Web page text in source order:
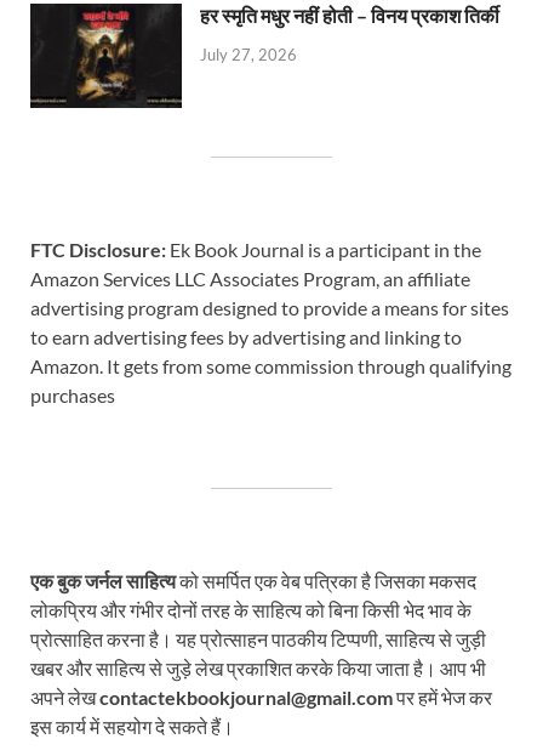
हर स्मृति मधुर नहीं होती – विनय प्रकाश तिर्की
July 27, 2026
FTC Disclosure: Ek Book Journal is a participant in the
Amazon Services LLC Associates Program, an affiliate
advertising program designed to provide a means for sites
to earn advertising fees by advertising and linking to
Amazon. It gets from some commission through qualifying
purchases
एक बुक जर्नल साहित्यको समर्पित एक वेब पत्रिका है जिसका मकसद
लोकप्रिय और गंभीर दोनों तरह के साहित्य को बिना किसी भेद भाव के
प्रोत्साहित करना है। यह प्रोत्साहन पाठकीय टिप्पणी, साहित्य से जुड़ी
खबर और साहित्य से जुड़े लेख प्रकाशित करके किया जाता है। आप भी
अपने लेखcontactekbookjournal@gmail.comपर हमें भेज कर
इस कार्य में सहयोग दे सकते हैं।